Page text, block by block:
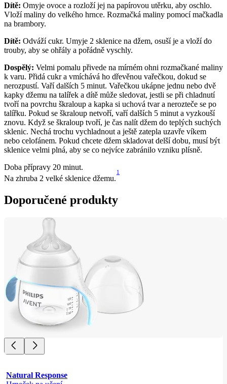
Dítě: Omyje ovoce a rozloží jej na papírovou utěrku, aby oschlo.
Vloží maliny do velkého hrnce. Rozmačká maliny pomocí mačkadla
na brambory.
Dítě: Odváží cukr. Umyje 2 sklenice na džem, osuší je a vloží do
trouby, aby se ohřály a pořádně vyschly.
Dospělý: Velmi pomalu přivede na mírném ohni rozmačkané maliny
k varu. Přidá cukr a vmíchává ho dřevěnou vařečkou, dokud se
nerozpustí. Vaří dalších 5 minut. Vařečkou ukápne jednu nebo dvě
kapky džemu na talířek a dítě může sledovat, jestli se při chladnutí
tvoří na povrchu škraloup a kapka si uchová tvar a nerozteče se po
talířku. Pokud se škraloup netvoří, vaří dalších 5 minut a vyzkouší
znovu. Když se škraloup tvoří, je čas nalít džem do teplých suchých
sklenic. Nechá trochu vychladnout a ještě zatepla uzavře víkem
nebo celofánem. Pokud chcete džem skladovat delší dobu, musí být
sklenice velmi plná, aby se co nejvíce zabránilo vzniku plísně.
Doba přípravy 20 minut.
Na zhruba 2 velké sklenice džemu.
1
Doporučené produkty
Natural Response